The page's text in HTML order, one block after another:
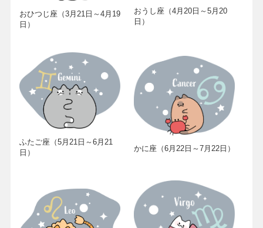
おひつじ座（3月21日～4月19
日）
おうし座（4月20日～5月20
日）
ふたご座（5月21日～6月21
日）
かに座（6月22日～7月22日）